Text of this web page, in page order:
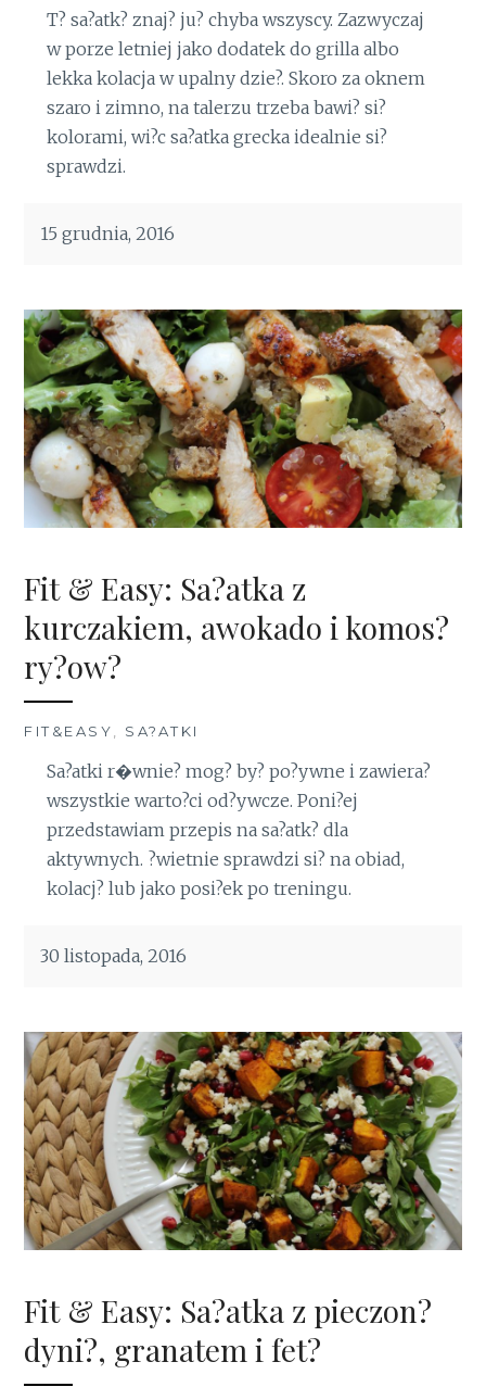
T? sa?atk? znaj? ju? chyba wszyscy. Zazwyczaj
w porze letniej jako dodatek do grilla albo
lekka kolacja w upalny dzie?. Skoro za oknem
szaro i zimno, na talerzu trzeba bawi? si?
kolorami, wi?c sa?atka grecka idealnie si?
sprawdzi.
15 grudnia, 2016
Fit & Easy: Sa?atka z
kurczakiem, awokado i komos?
ry?ow?
FIT&EASY, SA?ATKI
Sa?atki r�wnie? mog? by? po?ywne i zawiera?
wszystkie warto?ci od?ywcze. Poni?ej
przedstawiam przepis na sa?atk? dla
aktywnych. ?wietnie sprawdzi si? na obiad,
kolacj? lub jako posi?ek po treningu.
30 listopada, 2016
Fit & Easy: Sa?atka z pieczon?
dyni?, granatem i fet?